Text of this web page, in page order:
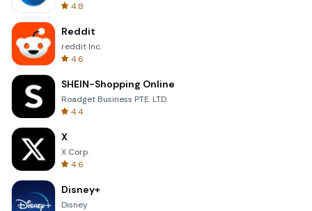
4.8
Reddit
reddit Inc.
4.6
SHEIN-Shopping Online
Roadget Business PTE. LTD.
4.4
X
X Corp.
4.6
Disney+
Disney